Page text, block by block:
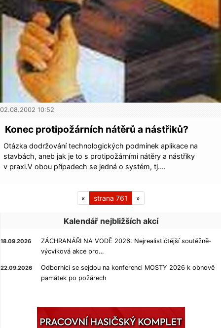
02.08.2002 10:52
Konec protipožárních nátěrů a nástřiků?
Otázka dodržování technologických podmínek aplikace na
stavbách, aneb jak je to s protipožárními nátěry a nástřiky
v praxi.V obou případech se jedná o systém, tj.…
« 761 »
Kalendář nejbližších akcí
18.09.2026
ZÁCHRANÁŘI NA VODĚ 2026: Nejrealističtější soutěžně-
výcviková akce pro…
22.09.2026
Odborníci se sejdou na konferenci MOSTY 2026 k obnově
památek po požárech